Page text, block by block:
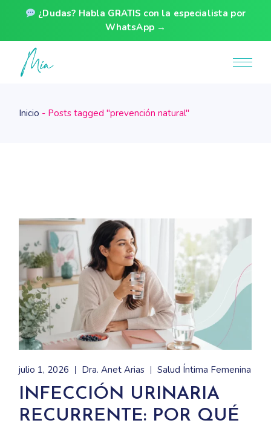
¿Dudas? Habla GRATIS con la especialista por
WhatsApp →
Skip
content
Inicio Posts tagged "prevención natural"
julio 1, 2026 Dra. Anet Arias Salud Íntima Femenina
INFECCIÓN URINARIA
RECURRENTE: POR QUÉ